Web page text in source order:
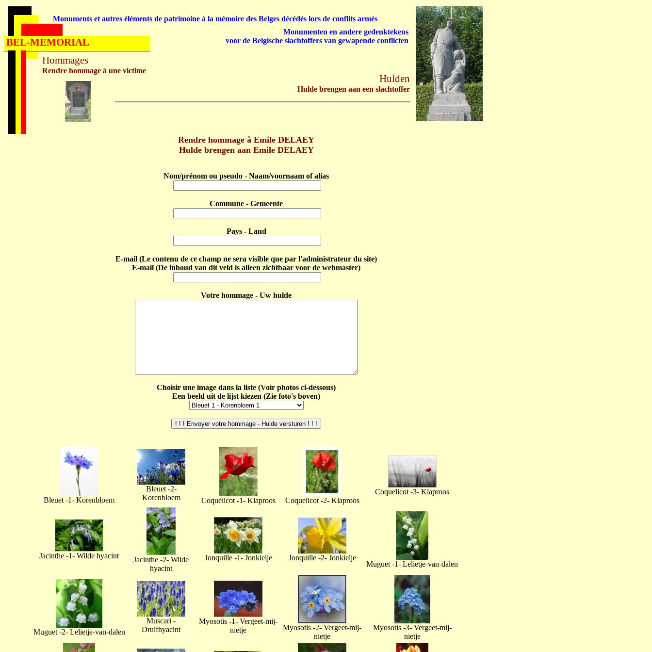
Rendre hommage à Emile DELAEY
Hulde brengen aan Emile DELAEY
Nom/prénom ou pseudo - Naam/voornaam of alias
Commune - Gemeente
Pays - Land
E-mail (Le contenu de ce champ ne sera visible que par l'administrateur du site)
E-mail (De inhoud van dit veld is alleen zichtbaar voor de webmaster)
Votre hommage - Uw hulde
Choisir une image dans la liste (Voir photos ci-dessous)
Een beeld uit de lijst kiezen (Zie foto's boven)
Bleuet -1- Korenbloem
Bleuet -2-
Korenbloem
Coquelicot -1- Klaproos Coquelicot -2- Klaproos
Coquelicot -3- Klaproos
Jacinthe -1- Wilde hyacint
Jacinthe -2- Wilde
hyacint
Jonquille -1- Jonkielje Jonquille -2- Jonkielje
Muguet -1- Lelietje-van-dalen
Muguet -2- Lelietje-van-dalen
Muscari -
Druifhyacint
Myosotis -1- Vergeet-mij-
nietje
Myosotis -2- Vergeet-mij-
nietje
Myosotis -3- Vergeet-mij-
nietje
Hommages
Rendre hommage à une victime
Hulden
Hulde brengen aan een slachtoffer
Monuments et autres éléments de patrimoine à la mémoire des Belges décédés lors de conflits armés
Monumenten en andere gedenktekens
voor de Belgische slachtoffers van gewapende conflicten
BEL-MEMORIAL